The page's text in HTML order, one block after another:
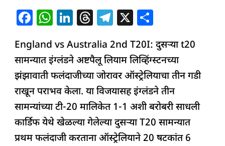
F
c
e
b
o
o
k
W
at
s
A
p
p
Li
k
e
dI
n
T
re
a
d
s
T
e
g
ra
m
X
ar
e
England vs Australia 2nd T20I: दुसऱ्या t20
सामन्यात इंग्लंडने अष्टपैलू लियाम लिव्हिंग्स्टनच्या
झंझावाती फलंदाजीच्या जोरावर ऑस्ट्रेलियाचा तीन गडी
राखून पराभव केला. या विजयासह इंग्लंडने तीन
सामन्यांच्या टी-20 मालिकेत 1-1 अशी बरोबरी साधली
कार्डिफ येथे खेळल्या गेलेल्या दुसऱ्या T20 सामन्यात
प्रथम फलंदाजी करताना ऑस्ट्रेलियाने 20 षटकांत 6